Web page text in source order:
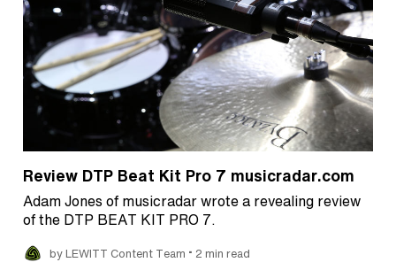
Review DTP Beat Kit Pro 7 musicradar.com
Adam Jones of musicradar wrote a revealing review
of the DTP BEAT KIT PRO 7.
by LEWITT Content Team • 2 min read